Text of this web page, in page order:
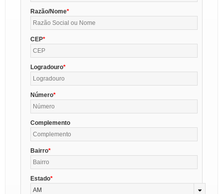
Razão/Nome
CEP
Logradouro
Número
Complemento
Bairro
Estado
AM